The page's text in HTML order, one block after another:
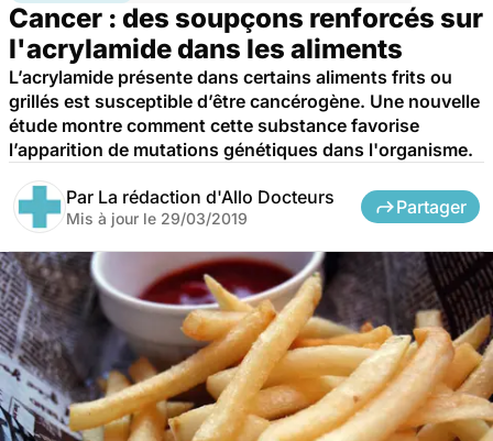
Cancer : des soupçons renforcés sur
l'acrylamide dans les aliments
L’acrylamide présente dans certains aliments frits ou
grillés est susceptible d’être cancérogène. Une nouvelle
étude montre comment cette substance favorise
l’apparition de mutations génétiques dans l'organisme.
Par La rédaction d'Allo Docteurs
Mis à jour le 29/03/2019
Partager